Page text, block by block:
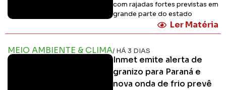
com rajadas fortes previstas em
grande parte do estado
Ler Matéria
MEIO AMBIENTE & CLIMA/ HÁ 3 DIAS
Inmet emite alerta de
granizo para Paraná e
nova onda de frio prevê